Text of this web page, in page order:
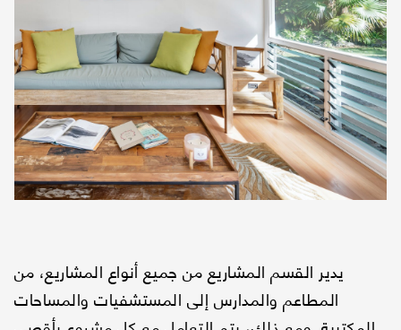
يدير القسم المشاريع من جميع أنواع المشاريع، من
المطاعم والمدارس إلى المستشفيات والمساحات